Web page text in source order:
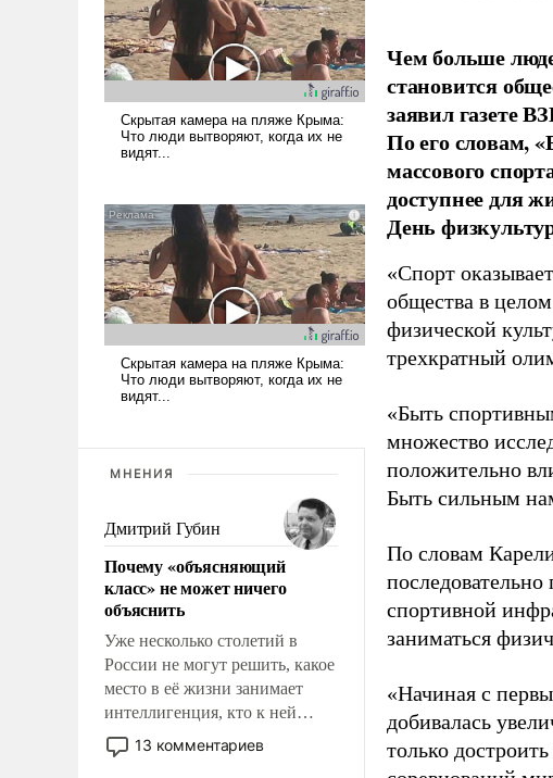
МНЕНИЯ
Дмитрий Губин
Почему «объясняющий
класс» не может ничего
объяснить
Уже несколько столетий в
России не могут решить, какое
место в её жизни занимает
интеллигенция, кто к ней
принадлежит, а кого из неё
исключили с правом
13 комментариев
Чем больше
становится
заявил газете
По его словам,
массового
доступнее для
День
«Спорт
общества в
физической
трехкратный
«Быть
множество
положительно
Быть сильным
По словам
последовательно
спортивной
заниматься
«Начиная с
добивалась
только